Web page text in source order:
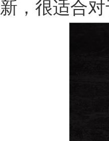
新，很适合